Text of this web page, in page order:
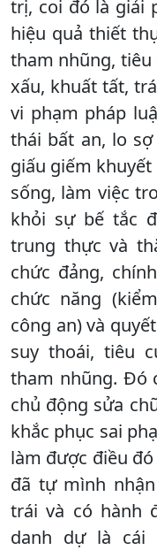
trị, coi đó là giải
hiệu quả thiết
tham nhũng, tiêu
xấu, khuất tất,
vi phạm pháp
thái bất an, lo
giấu giếm
sống, làm việc
khỏi sự bế tắc
trung thực và
chức đảng,
chức năng
công an) và
suy thoái, tiêu
tham nhũng. Đó
chủ động sửa
khắc phục sai
làm được điều
đã tự mình
trái và có hành
danh dự là cái